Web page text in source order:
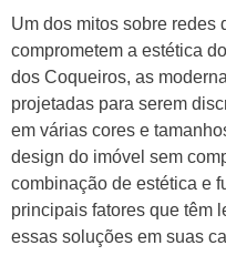
Um dos mitos sobre redes
comprometem a estética
dos Coqueiros, as
projetadas para serem
em várias cores e
design do imóvel sem
combinação de estética e
principais fatores que têm
essas soluções em suas